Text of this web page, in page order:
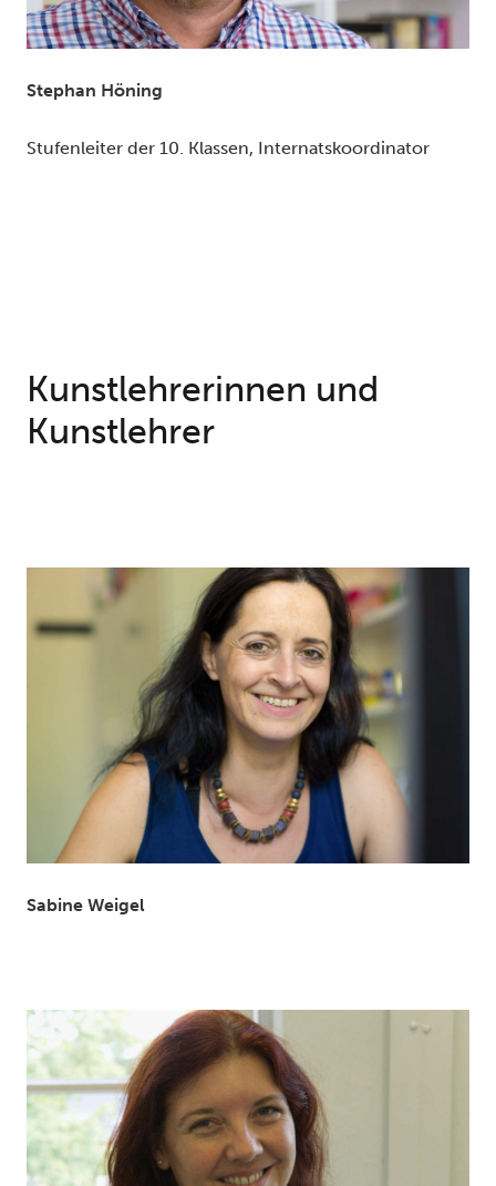
Stephan Höning
Stufenleiter der 10. Klassen, Internatskoordinator
Kunstlehrerinnen und
Kunstlehrer
Sabine Weigel